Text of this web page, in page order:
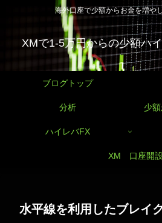
海外口座で少額からお金を増や
XMで1-5万円からの少額ハ
ブログトップ
分析 少
ハイレバFX
XM 口座開設
水平線を利用したブレイ